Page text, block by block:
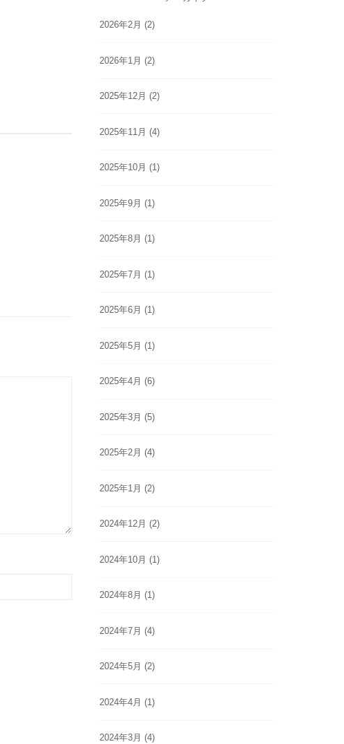
2026年2月 (2)
2026年1月 (2)
2025年12月 (2)
2025年11月 (4)
2025年10月 (1)
2025年9月 (1)
2025年8月 (1)
2025年7月 (1)
2025年6月 (1)
2025年5月 (1)
2025年4月 (6)
2025年3月 (5)
2025年2月 (4)
2025年1月 (2)
2024年12月 (2)
2024年10月 (1)
2024年8月 (1)
2024年7月 (4)
2024年5月 (2)
2024年4月 (1)
2024年3月 (4)